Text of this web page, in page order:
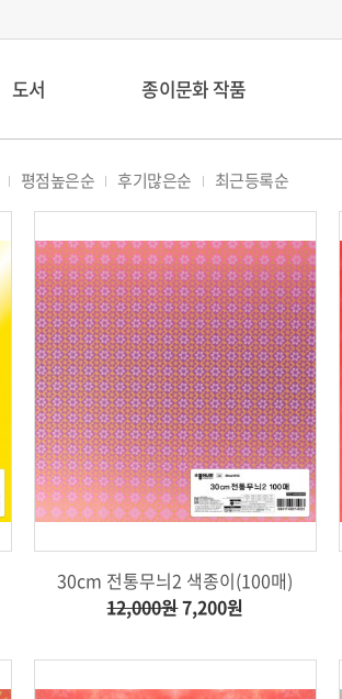
도서 종이문화 작품
평점높은순 후기많은순 최근등록순
30cm 전통무늬2 색종이(100매)
12,000원7,200원